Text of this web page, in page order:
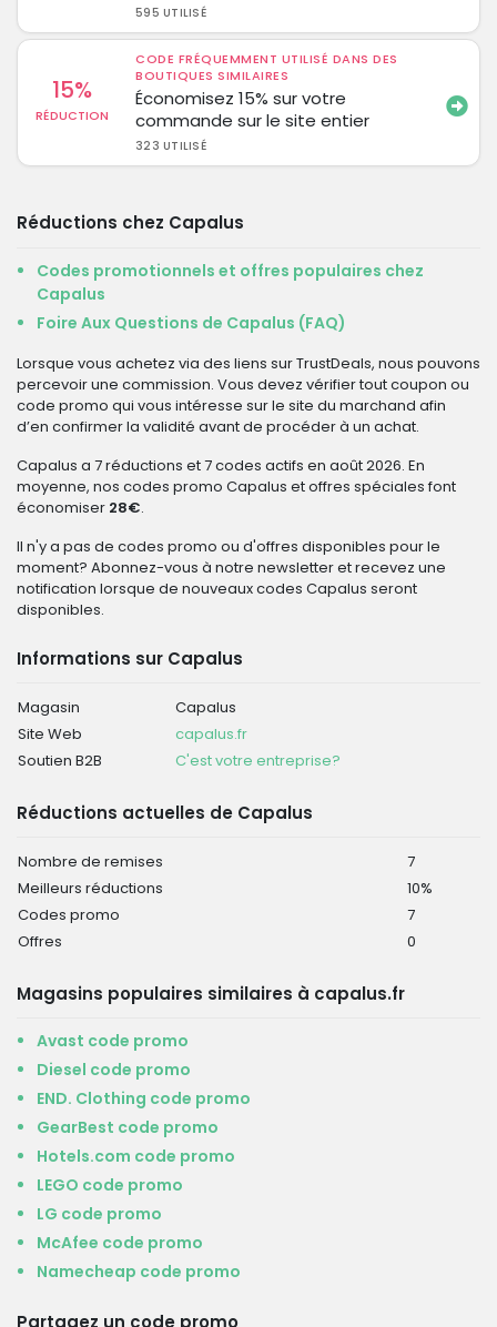
595 UTILISÉ
15%
RÉDUCTION
CODE FRÉQUEMMENT UTILISÉ DANS DES
BOUTIQUES SIMILAIRES
Économisez 15% sur votre
commande sur le site entier
323 UTILISÉ
Réductions chez Capalus
Codes promotionnels et offres populaires chez
Capalus
Foire Aux Questions de Capalus (FAQ)
Lorsque vous achetez via des liens sur TrustDeals, nous pouvons
percevoir une commission. Vous devez vérifier tout coupon ou
code promo qui vous intéresse sur le site du marchand afin
d’en confirmer la validité avant de procéder à un achat.
Capalus a 7 réductions et 7 codes actifs en août 2026. En
moyenne, nos codes promo Capalus et offres spéciales font
économiser 28€.
Il n'y a pas de codes promo ou d'offres disponibles pour le
moment? Abonnez-vous à notre newsletter et recevez une
notification lorsque de nouveaux codes Capalus seront
disponibles.
Informations sur Capalus
Magasin
Capalus
Site Web
capalus.fr
Soutien B2B
C'est votre entreprise?
Réductions actuelles de Capalus
Nombre de remises
7
Meilleurs réductions
10%
Codes promo
7
Offres
0
Magasins populaires similaires à capalus.fr
Avast code promo
Diesel code promo
END. Clothing code promo
GearBest code promo
Hotels.com code promo
LEGO code promo
LG code promo
McAfee code promo
Namecheap code promo
Partagez un code promo